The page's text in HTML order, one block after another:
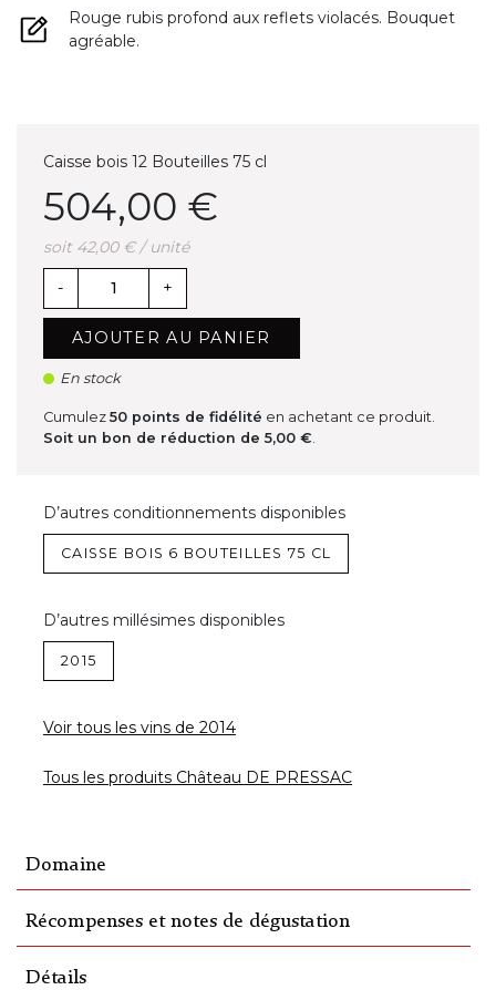
Rouge rubis profond aux reflets violacés. Bouquet
agréable.
Caisse bois 12 Bouteilles 75 cl
504,00 €
soit 42,00 € / unité
- +
AJOUTER AU PANIER
En stock
Cumulez 50 points de fidélité en achetant ce produit.
Soit un bon de réduction de 5,00 €.
D’autres conditionnements disponibles
CAISSE BOIS 6 BOUTEILLES 75 CL
D’autres millésimes disponibles
2015
Voir tous les vins de 2014
Tous les produits Château DE PRESSAC
Domaine
Récompenses et notes de dégustation
Détails